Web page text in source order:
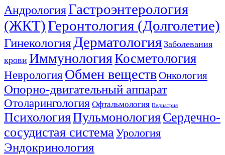
АндрологияГастроэнтерология
(ЖКТ)Геронтология (Долголетие)
Гинекология Дерматология Заболевания
крови ИммунологияКосметология
Неврология Обмен веществОнкология
Опорно-двигательный аппарат
Отоларингология Офтальмология Педиатрия
ПсихологияПульмонологияСердечно-
сосудистая система Урология
Эндокринология